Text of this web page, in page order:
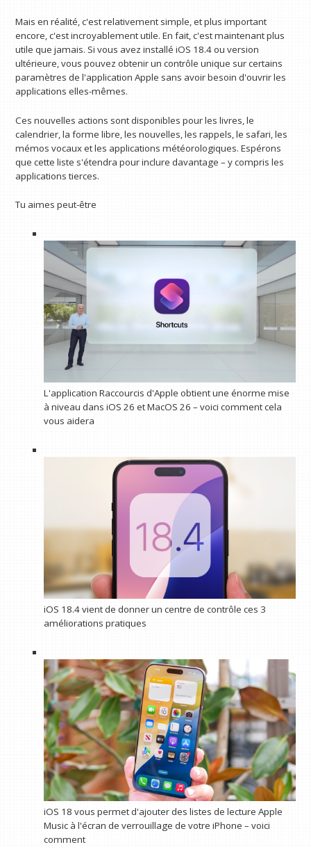
Mais en réalité, c'est relativement simple, et plus important
encore, c'est incroyablement utile. En fait, c'est maintenant plus
utile que jamais. Si vous avez installé iOS 18.4 ou version
ultérieure, vous pouvez obtenir un contrôle unique sur certains
paramètres de l'application Apple sans avoir besoin d'ouvrir les
applications elles-mêmes.
Ces nouvelles actions sont disponibles pour les livres, le
calendrier, la forme libre, les nouvelles, les rappels, le safari, les
mémos vocaux et les applications météorologiques. Espérons
que cette liste s'étendra pour inclure davantage – y compris les
applications tierces.
Tu aimes peut-être
L'application Raccourcis d'Apple obtient une énorme mise
à niveau dans iOS 26 et MacOS 26 – voici comment cela
vous aidera
iOS 18.4 vient de donner un centre de contrôle ces 3
améliorations pratiques
iOS 18 vous permet d'ajouter des listes de lecture Apple
Music à l'écran de verrouillage de votre iPhone – voici
comment